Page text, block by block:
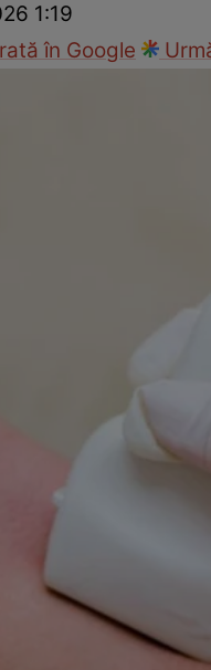
1:19
în Google